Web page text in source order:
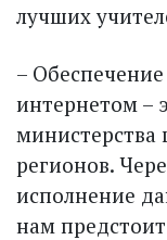
лучших
–
интернетом –
министерства
регионов.
исполнение
нам